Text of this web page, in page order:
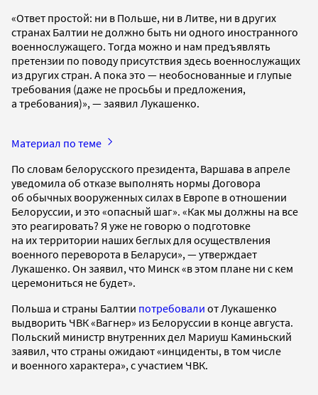
«Ответ простой: ни в Польше, ни в Литве, ни в других
странах Балтии не должно быть ни одного иностранного
военнослужащего. Тогда можно и нам предъявлять
претензии по поводу присутствия здесь военнослужащих
из других стран. А пока это — необоснованные и глупые
требования (даже не просьбы и предложения,
а требования)», — заявил Лукашенко.
Материал по теме
По словам белорусского президента, Варшава в апреле
уведомила об отказе выполнять нормы Договора
об обычных вооруженных силах в Европе в отношении
Белоруссии, и это «опасный шаг». «Как мы должны на все
это реагировать? Я уже не говорю о подготовке
на их территории наших беглых для осуществления
военного переворота в Беларуси», — утверждает
Лукашенко. Он заявил, что Минск «в этом плане ни с кем
церемониться не будет».
Польша и страны Балтии потребовали от Лукашенко
выдворить ЧВК «Вагнер» из Белоруссии в конце августа.
Польский министр внутренних дел Мариуш Каминьский
заявил, что страны ожидают «инциденты, в том числе
и военного характера», с участием ЧВК.